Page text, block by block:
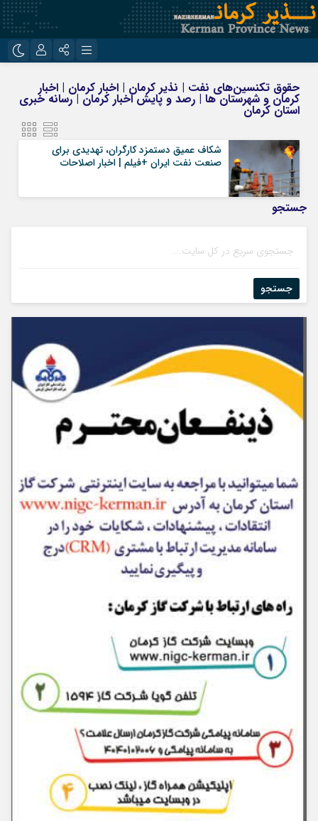
روبیکا
ایتا
مرا به خاطر بسپار
حقوق تکنسین‌های نفت | نذیر کرمان | اخبار کرمان | اخبار
کرمان و شهرستان ها | رصد و پایش اخبار کرمان | رسانه خبری
استان کرمان
شکاف عمیق دستمزد کارگران، تهدیدی برای
صنعت نفت ایران +فیلم | اخبار اصلاحات
جستجو
جستجو